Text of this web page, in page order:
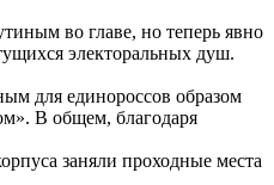
во главе, но теперь явно
электоральных душ.
для единороссов образом
В общем, благодаря
заняли проходные места